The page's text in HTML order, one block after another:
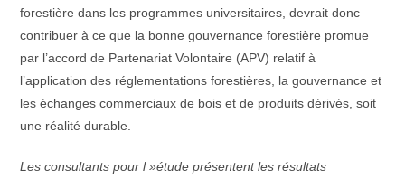
forestière dans les programmes universitaires, devrait donc
contribuer à ce que la bonne gouvernance forestière promue
par l’accord de Partenariat Volontaire (APV) relatif à
l’application des réglementations forestières, la gouvernance et
les échanges commerciaux de bois et de produits dérivés, soit
une réalité durable.
Les consultants pour l »étude présentent les résultats